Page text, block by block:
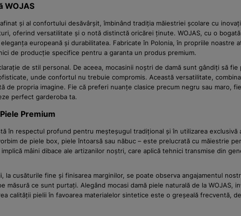
WOJAS
și al confortului desăvârșit, îmbinând tradiția măiestriei școlare cu
oferind versatilitate și o notă distinctă oricărei ținute. WOJAS, cu o
europeană și durabilitatea. Fabricate în Polonia, în propriile
de producție specifice pentru a garanta un produs premium.
de stil personal. De aceea, mocasinii noștri de damă sunt gândiți să
unde confortul nu trebuie compromis. Această versatilitate,
de propria imagine. Fie că preferi nuanțe clasice precum negru sau maro,
perfect garderoba ta.
Premium
în respectul profund pentru meșteșugul tradițional și în utilizarea
de piele box, piele întoarsă sau năbuc – este prelucrată cu măiestrie
mâini dibace ale artizanilor noștri, care aplică tehnici transmise din
la cusăturile fine și finisarea marginilor, se poate observa angajamentul
ce sunt purtați. Alegând mocasi damă piele naturală de la WOJAS,
calității pielii în favoarea materialelor sintetice este o greșeală frecventă,